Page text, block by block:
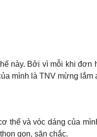
này. Bởi vì mỗi khi
mình là TNV mừng lắm
thể và vóc dáng của
gọn, săn chắc.